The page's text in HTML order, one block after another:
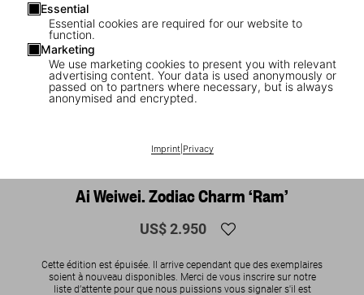
Essential
Essential cookies are required for our website to
function.
Marketing
We use marketing cookies to present you with relevant
advertising content. Your data is used anonymously or
passed on to partners where necessary, but is always
anonymised and encrypted.
Imprint| Privacy
Ai Weiwei. Zodiac Charm ‘Ram’
US$ 2.950
Cette édition est épuisée. Il arrive cependant que des exemplaires
soient à nouveau disponibles. Merci de vous inscrire sur notre
liste d’attente pour que nous puissions vous signaler s'il est